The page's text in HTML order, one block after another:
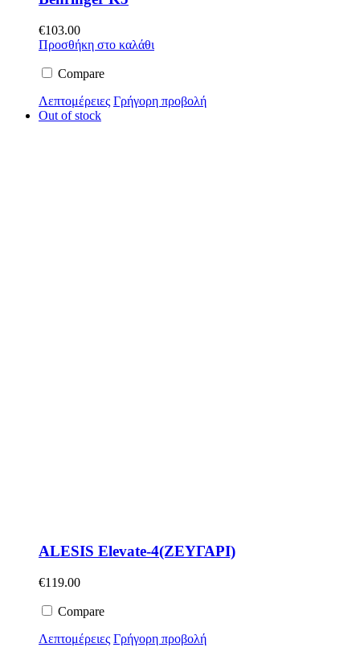
€103.00
Προσθήκη στο καλάθι
Compare
Λεπτομέρειες Γρήγορη προβολή
Out of stock
ALESIS Elevate-4(ΖΕΥΓΑΡΙ)
€119.00
Compare
Λεπτομέρειες Γρήγορη προβολή